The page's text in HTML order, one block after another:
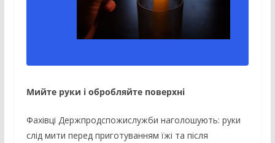
Мийте руки і обробляйте поверхні
Фахівці Держпродспожислужби наголошують: руки
слід мити перед приготуванням їжі та після